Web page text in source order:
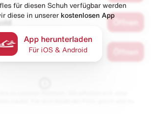
für diesen Schuh verfügbar werden
diese in unserer kostenlosen App
App herunterladen
Für iOS & Android